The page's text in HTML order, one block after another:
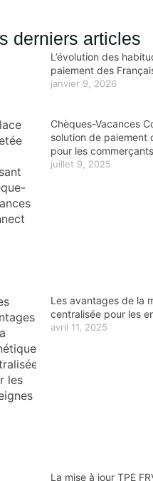
derniers articles
L’évolution des
paiement des
janvier 9, 2026
Chèques-Vacances
solution de paiement
pour les commerçants
juillet 9, 2025
Les avantages de la
centralisée pour les
avril 11, 2025
La mise à jour TPE